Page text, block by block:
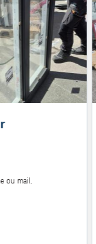
ou mail.